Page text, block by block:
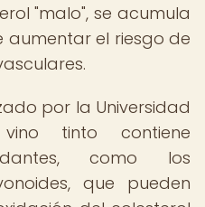
"malo", se acumula
aumentar el riesgo de
por la Universidad
tinto contiene
como los
que pueden